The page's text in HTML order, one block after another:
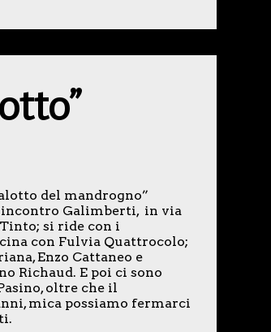
del mandrogno”
incontro Galimberti, in via
si ride con i
con Fulvia Quattrocolo;
Enzo Cattaneo e
Richaud. E poi ci sono
oltre che il
mica possiamo fermarci